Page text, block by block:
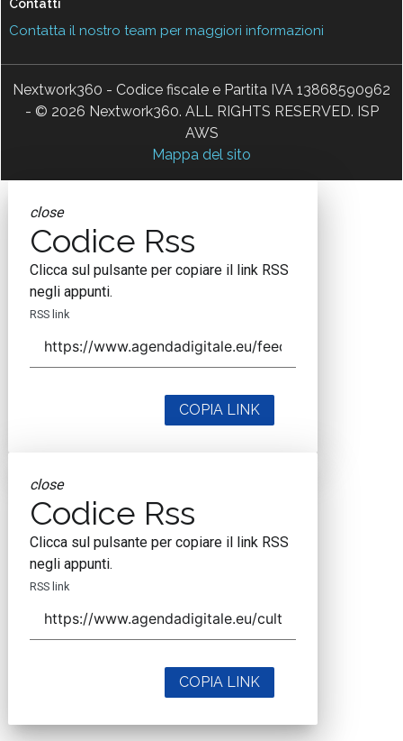
Contatti
Contatta il nostro team per maggiori informazioni
Nextwork360 - Codice fiscale e Partita IVA 13868590962
- © 2026 Nextwork360. ALL RIGHTS RESERVED. ISP
AWS
Mappa del sito
close
Codice Rss
Clicca sul pulsante per copiare il link RSS
negli appunti.
RSS link
COPIA LINK
close
Codice Rss
Clicca sul pulsante per copiare il link RSS
negli appunti.
RSS link
COPIA LINK